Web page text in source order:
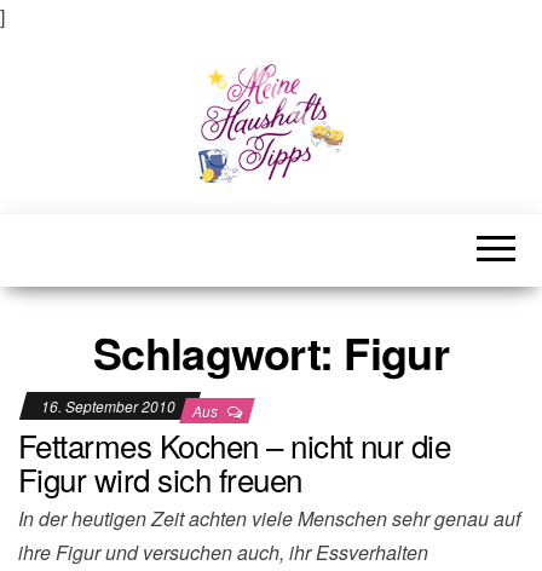
]
Schlagwort: Figur
16. September 2010 Aus
Fettarmes Kochen – nicht nur die
Figur wird sich freuen
In der heutigen Zeit achten viele Menschen sehr genau auf
ihre Figur und versuchen auch, ihr Essverhalten